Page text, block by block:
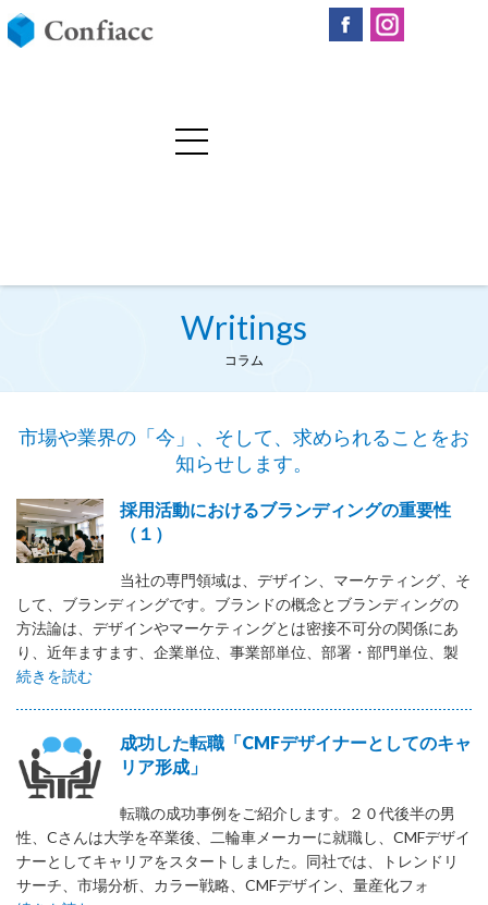
Writings
コラム
市場や業界の「今」、そして、求められることをお
知らせします。
採用活動におけるブランディングの重要性
（１）
当社の専門領域は、デザイン、マーケティング、そ
して、ブランディングです。ブランドの概念とブランディングの
方法論は、デザインやマーケティングとは密接不可分の関係にあ
り、近年ますます、企業単位、事業部単位、部署・部門単位、製
続きを読む
成功した転職「CMFデザイナーとしてのキャ
リア形成」
転職の成功事例をご紹介します。２０代後半の男
性、Cさんは大学を卒業後、二輪車メーカーに就職し、CMFデザイ
ナーとしてキャリアをスタートしました。同社では、トレンドリ
サーチ、市場分析、カラー戦略、CMFデザイン、量産化フォ